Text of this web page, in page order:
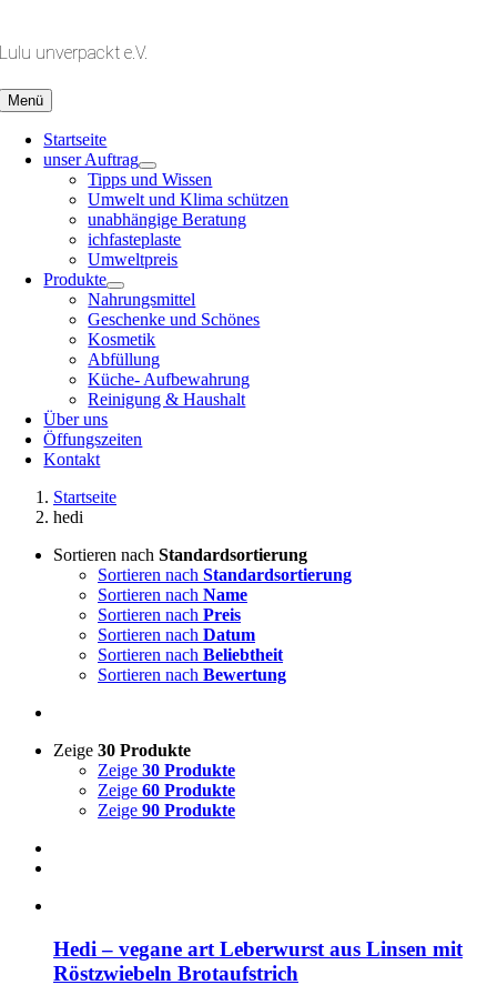
springen
Lulu unverpackt e.V.
Menü
Startseite
unser Auftrag
Tipps und Wissen
Umwelt und Klima schützen
unabhängige Beratung
ichfasteplaste
Umweltpreis
Produkte
Nahrungsmittel
Geschenke und Schönes
Kosmetik
Abfüllung
Küche- Aufbewahrung
Reinigung & Haushalt
Über uns
Öffungszeiten
Kontakt
Startseite
hedi
Sortieren nach Standardsortierung
Sortieren nach Standardsortierung
Sortieren nach Name
Sortieren nach Preis
Sortieren nach Datum
Sortieren nach Beliebtheit
Sortieren nach Bewertung
Zeige 30 Produkte
Zeige 30 Produkte
Zeige 60 Produkte
Zeige 90 Produkte
Hedi – vegane art Leberwurst aus Linsen mit
Röstzwiebeln Brotaufstrich